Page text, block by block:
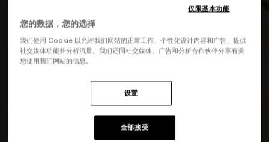
您的数据，您的选择
我们使用 Cookie 以允许我们网站的正常工作、个性化设计内容和广告、提供
社交媒体功能并分析流量。我们还同社交媒体、广告和分析合作伙伴分享有关
您使用我们网站的信息。
设置
仅限基本功能
全部接受